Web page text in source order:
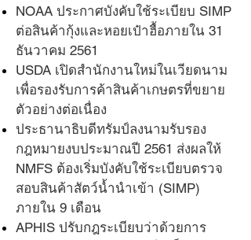
NOAA ประกาศบังคับใช้ระเบียบ SIMP
ต่อสินค้ากุ้งและหอยเป๋าฮื้อภายใน 31
ธันวาคม 2561
USDA เปิดสำนักงานใหม่ในเวียดนาม
เพื่อรองรับการค้าสินค้าเกษตรที่ขยาย
ตัวอย่างต่อเนื่อง
ประธานาธิบดีทรัมป์ลงนามรับรอง
กฎหมายงบประมาณปี 2561 ส่งผลให้
NMFS ต้องเริ่มบังคับใช้ระเบียบตรวจ
สอบสินค้าสัตว์น้ำนำเข้า (SIMP)
ภายใน 9 เดือน
APHIS ปรับกฎระเบียบว่าด้วยการ